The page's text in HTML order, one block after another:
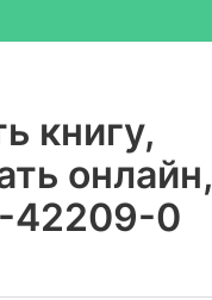
книгу,
онлайн,
42209-0